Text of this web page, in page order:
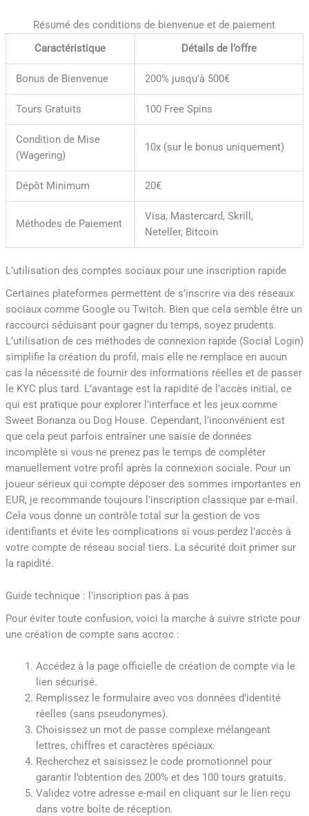
Résumé des conditions de bienvenue et de paiement
Caractéristique
Détails de l’offre
Bonus de Bienvenue 200% jusqu’à 500€
Tours Gratuits 100 Free Spins
Condition de Mise
(Wagering)
10x (sur le bonus uniquement)
Dépôt Minimum 20€
Méthodes de Paiement
Visa, Mastercard, Skrill,
Neteller, Bitcoin
L’utilisation des comptes sociaux pour une inscription rapide
Certaines plateformes permettent de s’inscrire via des réseaux
sociaux comme Google ou Twitch. Bien que cela semble être un
raccourci séduisant pour gagner du temps, soyez prudents.
L’utilisation de ces méthodes de connexion rapide (Social Login)
simplifie la création du profil, mais elle ne remplace en aucun
cas la nécessité de fournir des informations réelles et de passer
le KYC plus tard. L’avantage est la rapidité de l’accès initial, ce
qui est pratique pour explorer l’interface et les jeux comme
Sweet Bonanza ou Dog House. Cependant, l’inconvénient est
que cela peut parfois entraîner une saisie de données
incomplète si vous ne prenez pas le temps de compléter
manuellement votre profil après la connexion sociale. Pour un
joueur sérieux qui compte déposer des sommes importantes en
EUR, je recommande toujours l’inscription classique par e-mail.
Cela vous donne un contrôle total sur la gestion de vos
identifiants et évite les complications si vous perdez l’accès à
votre compte de réseau social tiers. La sécurité doit primer sur
la rapidité.
Guide technique : l’inscription pas à pas
Pour éviter toute confusion, voici la marche à suivre stricte pour
une création de compte sans accroc :
Accédez à la page officielle de création de compte via le
lien sécurisé.
Remplissez le formulaire avec vos données d’identité
réelles (sans pseudonymes).
Choisissez un mot de passe complexe mélangeant
lettres, chiffres et caractères spéciaux.
Recherchez et saisissez le code promotionnel pour
garantir l’obtention des 200% et des 100 tours gratuits.
Validez votre adresse e-mail en cliquant sur le lien reçu
dans votre boîte de réception.